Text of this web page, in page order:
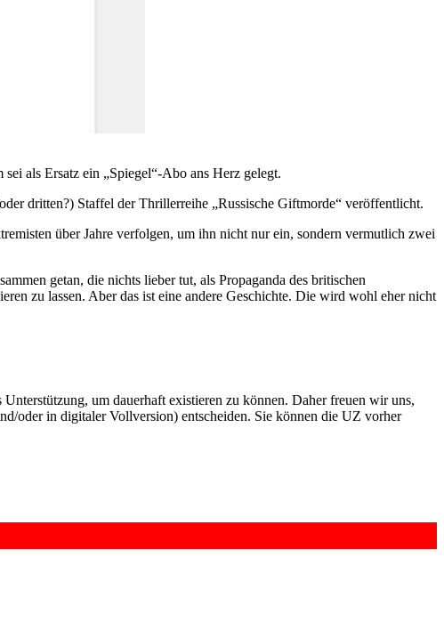
als Ersatz ein „Spiegel“-Abo ans Herz gelegt.
dritten?) Staffel der Thrillerreihe „Russische Giftmorde“ veröffentlicht.
über Jahre verfolgen, um ihn nicht nur ein, sondern vermutlich zwei
getan, die nichts lieber tut, als Propaganda des britischen
zu lassen. Aber das ist eine andere Geschichte. Die wird wohl eher nicht
um dauerhaft existieren zu können. Daher freuen wir uns,
oder in digitaler Vollversion) entscheiden. Sie können die UZ vorher